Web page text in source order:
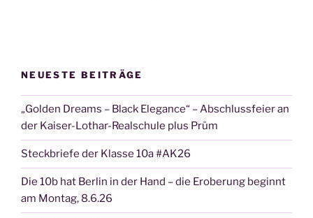
NEUESTE BEITRÄGE
„Golden Dreams – Black Elegance“ – Abschlussfeier an
der Kaiser-Lothar-Realschule plus Prüm
Steckbriefe der Klasse 10a #AK26
Die 10b hat Berlin in der Hand – die Eroberung beginnt
am Montag, 8.6.26